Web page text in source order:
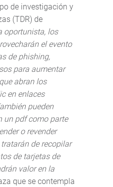
de investigación y
(TDR) de
oportunista, los
el evento
de phishing,
para aumentar
abran los
en enlaces
pueden
un pdf como parte
o revender
de recopilar
de tarjetas de
valor en la
que se contempla